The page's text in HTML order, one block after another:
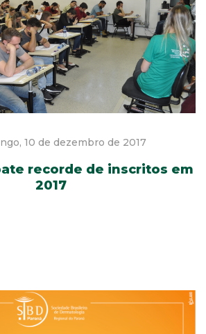
10 de dezembro de 2017
recorde de inscritos em
2017